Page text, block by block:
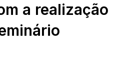
a realização